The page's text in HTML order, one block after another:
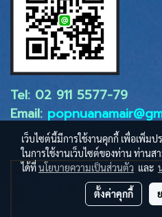
Tel: 02 ​911 5577-79
Email:
เว็บไซต์นี้มีการใช้งานคุกกี้ เพื่อเพิ่
ในการใช้งานเว็บไซต์ของท่าน ท่านส
ได้ที่นโยบายความเป็นส่วนตัว และ
ตั้งค่าคุกกี้